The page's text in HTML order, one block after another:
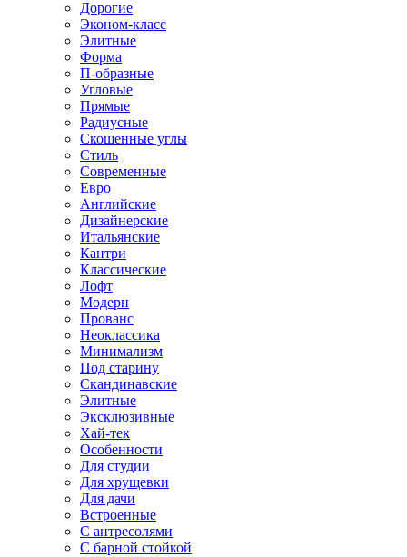
Дорогие
Эконом-класс
Элитные
Форма
П-образные
Угловые
Прямые
Радиусные
Скошенные углы
Стиль
Современные
Евро
Английские
Дизайнерские
Итальянские
Кантри
Классические
Лофт
Модерн
Прованс
Неоклассика
Минимализм
Под старину
Скандинавские
Элитные
Эксклюзивные
Хай-тек
Особенности
Для студии
Для хрущевки
Для дачи
Встроенные
С антресолями
С барной стойкой